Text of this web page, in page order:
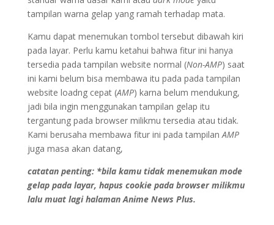
tampilan warna gelap yang ramah terhadap mata.
Kamu dapat menemukan tombol tersebut dibawah kiri
pada layar. Perlu kamu ketahui bahwa fitur ini hanya
tersedia pada tampilan website normal (Non-AMP) saat
ini kami belum bisa membawa itu pada pada tampilan
website loadng cepat (AMP) karna belum mendukung,
jadi bila ingin menggunakan tampilan gelap itu
tergantung pada browser milikmu tersedia atau tidak.
Kami berusaha membawa fitur ini pada tampilanAMP
juga masa akan datang,
catatan penting: *bila kamu tidak menemukan mode
gelap pada layar, hapus cookie pada browser milikmu
lalu muat lagi halaman Anime News Plus.